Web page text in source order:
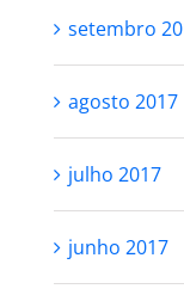
setembro
agosto 2017
julho 2017
junho 2017